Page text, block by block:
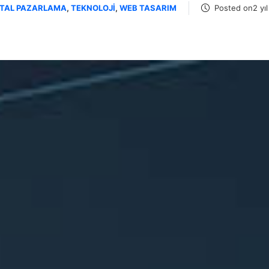
PAZARLAMA, TEKNOLOJI, WEB TASARIM Posted on2